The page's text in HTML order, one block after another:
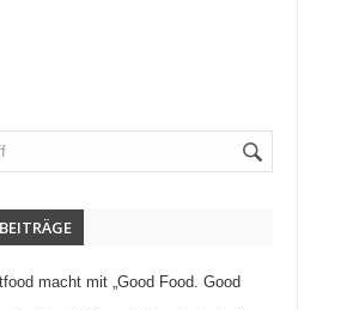
macht mit „Good Food. Good